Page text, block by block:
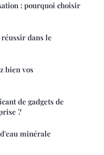
: pourquoi choisir
dans le
bien vos
de gadgets de
?
minérale